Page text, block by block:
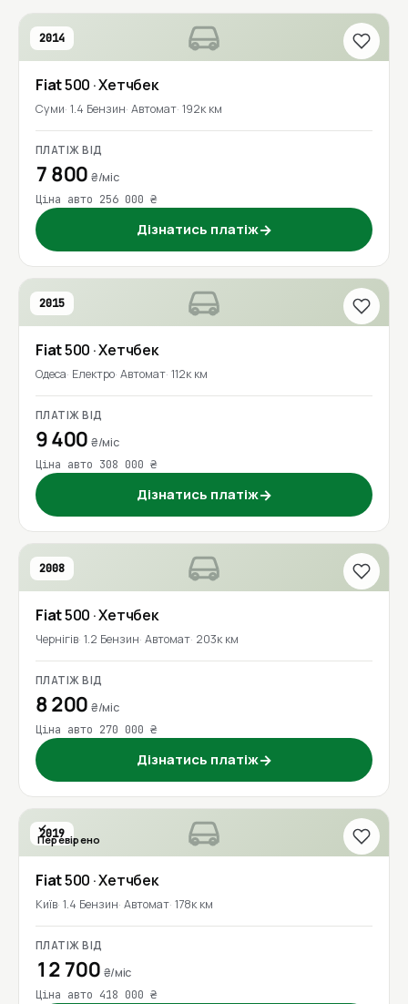
2014
Fiat500 · Хетчбек
Суми 1.4 Бензин Автомат 192к км
ПЛАТІЖ ВІД
7 800₴/міс
Ціна авто 256 000 ₴
Дізнатись платіж→
2015
Fiat500 · Хетчбек
Одеса Електро Автомат 112к км
ПЛАТІЖ ВІД
9 400₴/міс
Ціна авто 308 000 ₴
Дізнатись платіж→
2008
Fiat500 · Хетчбек
Чернігів 1.2 Бензин Автомат 203к км
ПЛАТІЖ ВІД
8 200₴/міс
Ціна авто 270 000 ₴
Дізнатись платіж→
2019
Перевірено
Fiat500 · Хетчбек
Київ 1.4 Бензин Автомат 178к км
ПЛАТІЖ ВІД
12 700 ₴/міс
Ціна авто 418 000 ₴